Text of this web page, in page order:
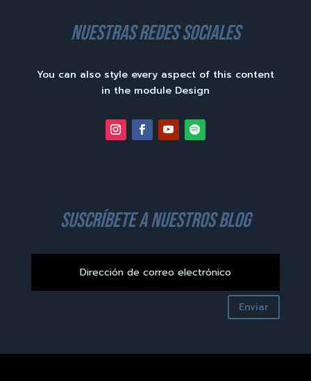
nuestras redes sociales
You can also style every aspect of this content
in the module Design
suscríbete a nuestros blog
Enviar